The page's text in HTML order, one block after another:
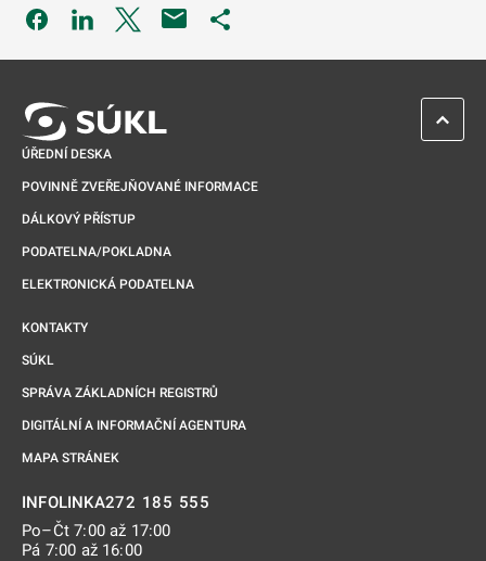
Odkaz se otevře na nové kartě
Odkaz se otevře na nové kartě
Odkaz se otevře na nové kartě
ÚŘEDNÍ DESKA
POVINNĚ ZVEŘEJŇOVANÉ INFORMACE
DÁLKOVÝ PŘÍSTUP
PODATELNA/POKLADNA
ELEKTRONICKÁ PODATELNA
KONTAKTY
SÚKL
SPRÁVA ZÁKLADNÍCH REGISTRŮ
DIGITÁLNÍ A INFORMAČNÍ AGENTURA
MAPA STRÁNEK
INFOLINKA272 185 555
Po–Čt 7:00 až 17:00
Pá 7:00 až 16:00
ZPĚT